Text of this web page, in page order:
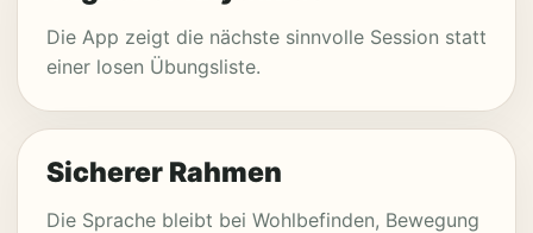
Die App zeigt die nächste sinnvolle Session statt
einer losen Übungsliste.
Sicherer Rahmen
Die Sprache bleibt bei Wohlbefinden, Bewegung